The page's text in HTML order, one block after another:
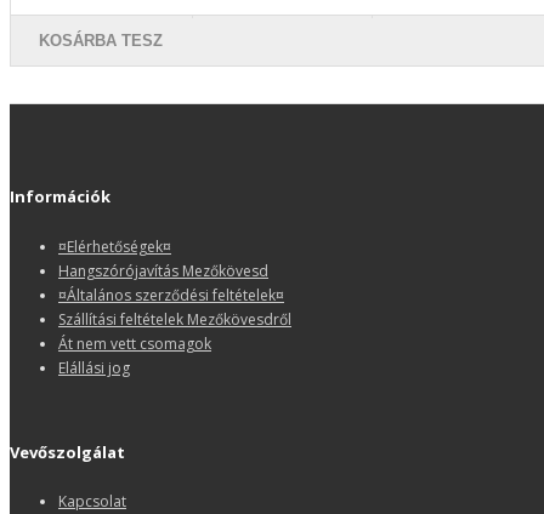
KOSÁRBA TESZ
Információk
¤Elérhetőségek¤
Hangszórójavítás Mezőkövesd
¤Általános szerződési feltételek¤
Szállítási feltételek Mezőkövesdről
Át nem vett csomagok
Elállási jog
Vevőszolgálat
Kapcsolat